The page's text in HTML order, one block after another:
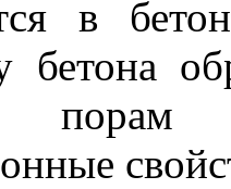
в
бетона
порам